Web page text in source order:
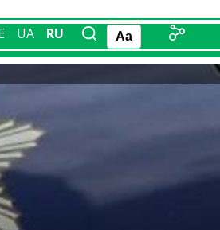
UA RU Aa